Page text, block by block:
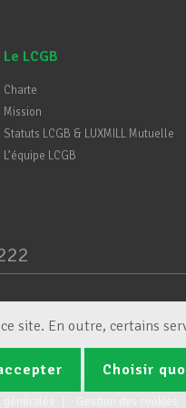
Le LCGB
Charte
Mission
Statuts LCGB & LUXMILL Mutuelle
L’équipe LCGB
site. En outre, certains
Choisir